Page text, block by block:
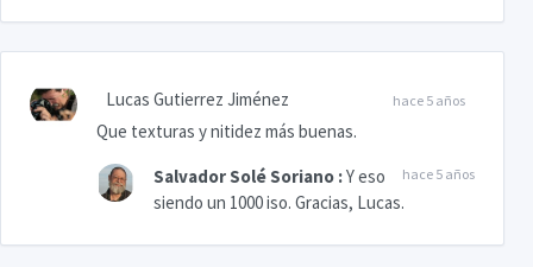
hace 5 años
Lucas Gutierrez Jiménez
Que texturas y nitidez más buenas.
Salvador Solé Soriano : hace 5 años
Y eso
siendo un 1000 iso. Gracias, Lucas.